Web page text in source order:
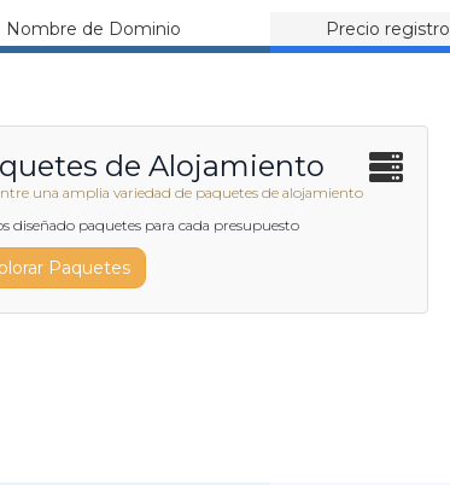
Nombre de Dominio Precio registro
de Alojamiento
una amplia variedad de paquetes de alojamiento
diseñado paquetes para cada presupuesto
Paquetes